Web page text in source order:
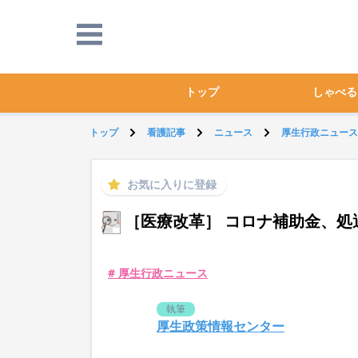
トップ しゃべる
トップ 看護記事 ニュース 厚生行政ニュース
お気に入りに登録
［医療改革］ コロナ補助金、
# 厚生行政ニュース
執筆
厚生政策情報センター